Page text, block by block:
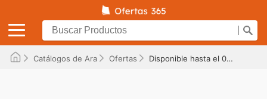
Catálogos de Ara Ofertas Disponible hasta el 09/07/2025